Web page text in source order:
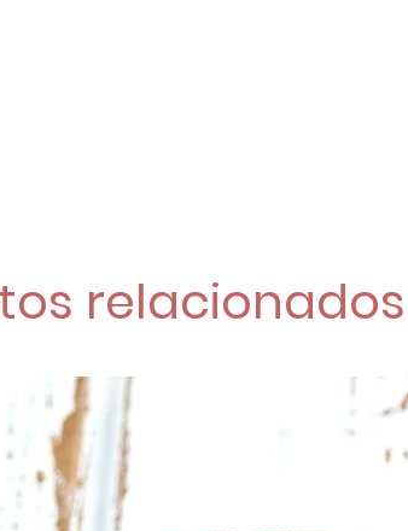
relacionados